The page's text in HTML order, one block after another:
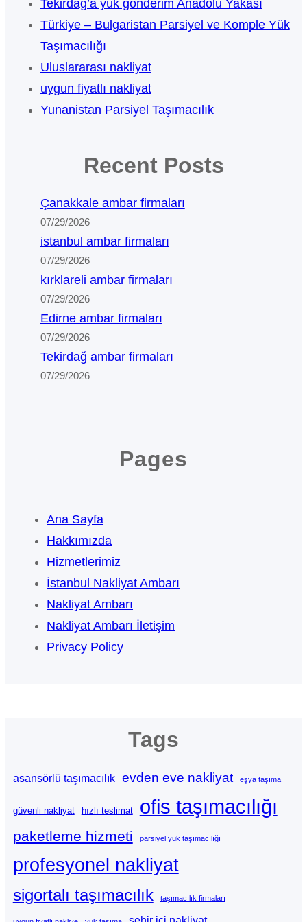
Tekirdağ’a yük gönderim Anadolu Yakası
Türkiye – Bulgaristan Parsiyel ve Komple Yük
Taşımacılığı
Uluslararası nakliyat
uygun fiyatlı nakliyat
Yunanistan Parsiyel Taşımacılık
Recent Posts
Çanakkale ambar firmaları
07/29/2026
istanbul ambar firmaları
07/29/2026
kırklareli ambar firmaları
07/29/2026
Edirne ambar firmaları
07/29/2026
Tekirdağ ambar firmaları
07/29/2026
Pages
Ana Sayfa
Hakkımızda
Hizmetlerimiz
İstanbul Nakliyat Ambarı
Nakliyat Ambarı
Nakliyat Ambarı İletişim
Privacy Policy
Tags
asansörlü taşımacılık evden eve nakliyat eşya taşıma
güvenli nakliyat hızlı teslimat ofis taşımacılığı
paketleme hizmeti parsiyel yük taşımacılığı
profesyonel nakliyat
sigortalı taşımacılık taşımacılık firmaları